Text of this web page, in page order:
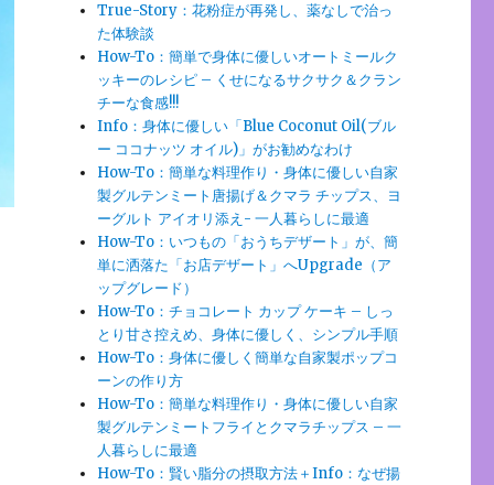
True-Story：花粉症が再発し、薬なしで治っ
た体験談
How-To：簡単で身体に優しいオートミールク
ッキーのレシピ – くせになるサクサク＆クラン
チーな食感!!!
Info：身体に優しい「Blue Coconut Oil(ブル
ー ココナッツ オイル)」がお勧めなわけ
How-To：簡単な料理作り・身体に優しい自家
製グルテンミート唐揚げ＆クマラ チップス、ヨ
ーグルト アイオリ添え- 一人暮らしに最適
How-To：いつもの「おうちデザート」が、簡
単に洒落た「お店デザート」へUpgrade（ア
ップグレード）
How-To：チョコレート カップ ケーキ – しっ
とり甘さ控えめ、身体に優しく、シンプル手順
How-To：身体に優しく簡単な自家製ポップコ
ーンの作り方
How-To：簡単な料理作り・身体に優しい自家
製グルテンミートフライとクマラチップス – 一
人暮らしに最適
How-To：賢い脂分の摂取方法＋Info：なぜ揚